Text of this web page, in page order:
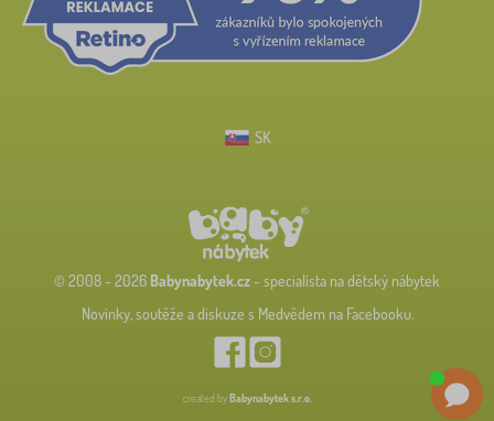
SK
© 2008 - 2026 Babynabytek.cz- specialista na dětský nábytek
Novinky, soutěže a diskuze s Medvědem na Facebooku.
created by Babynabytek s.r.o.